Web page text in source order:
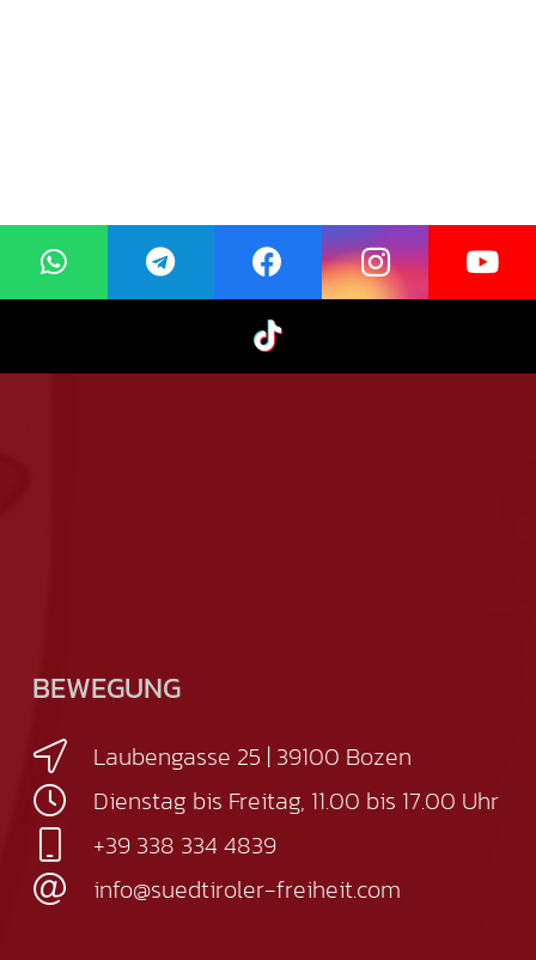
BEWEGUNG
Laubengasse 25 | 39100 Bozen
Dienstag bis Freitag, 11.00 bis 17.00 Uhr
+39 338 334 4839
info@suedtiroler-freiheit.com